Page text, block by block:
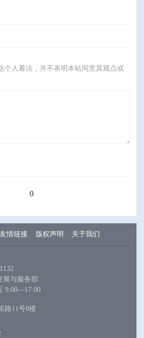
个人看法，并不表明本站同意其观点或
0
友情链接 版权声明 关于我们
展与服务部
9:00—17:00
路11号8楼